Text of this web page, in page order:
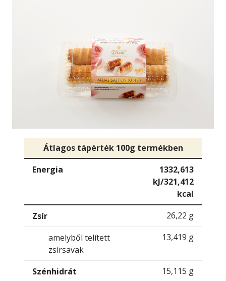
Átlagos tápérték 100g termékben
Energia
1332,613
kJ/321,412
kcal
Zsír
26,22 g
amelyből telített
zsírsavak
13,419 g
Szénhidrát
15,115 g